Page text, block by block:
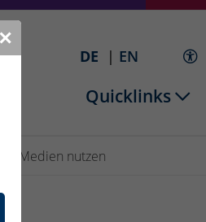
DE EN
Quicklinks
Medien nutzen